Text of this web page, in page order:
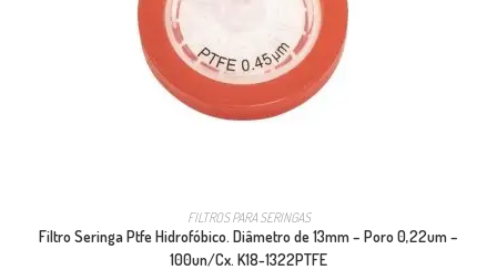
FILTROS PARA SERINGAS
Filtro Seringa Ptfe Hidrofóbico. Diâmetro de 13mm – Poro 0,22um –
100un/Cx. K18-1322PTFE